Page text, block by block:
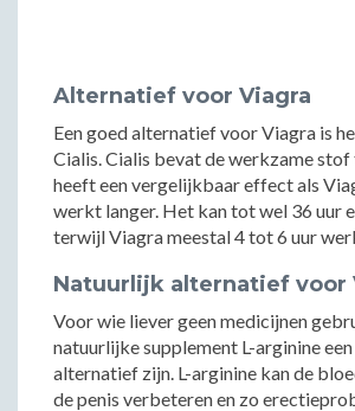
Alternatief voor Viagra
Een goed alternatief voor Viagra is
Cialis. Cialis bevat de werkzame
heeft een vergelijkbaar effect als
werkt langer. Het kan tot wel 36 uur
terwijl Viagra meestal 4 tot 6 uur
Natuurlijk alternatief voor
Voor wie liever geen medicijnen
natuurlijke supplement L-arginine
alternatief zijn. L-arginine kan de
de penis verbeteren en zo